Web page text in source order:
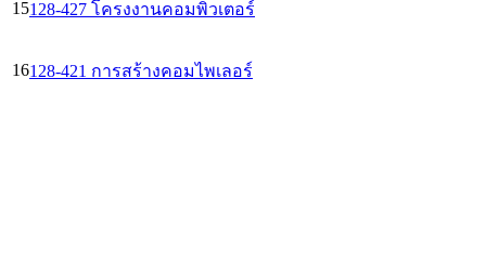
15128-427 โครงงานคอมพิวเตอร์
16128-421 การสร้างคอมไพเลอร์